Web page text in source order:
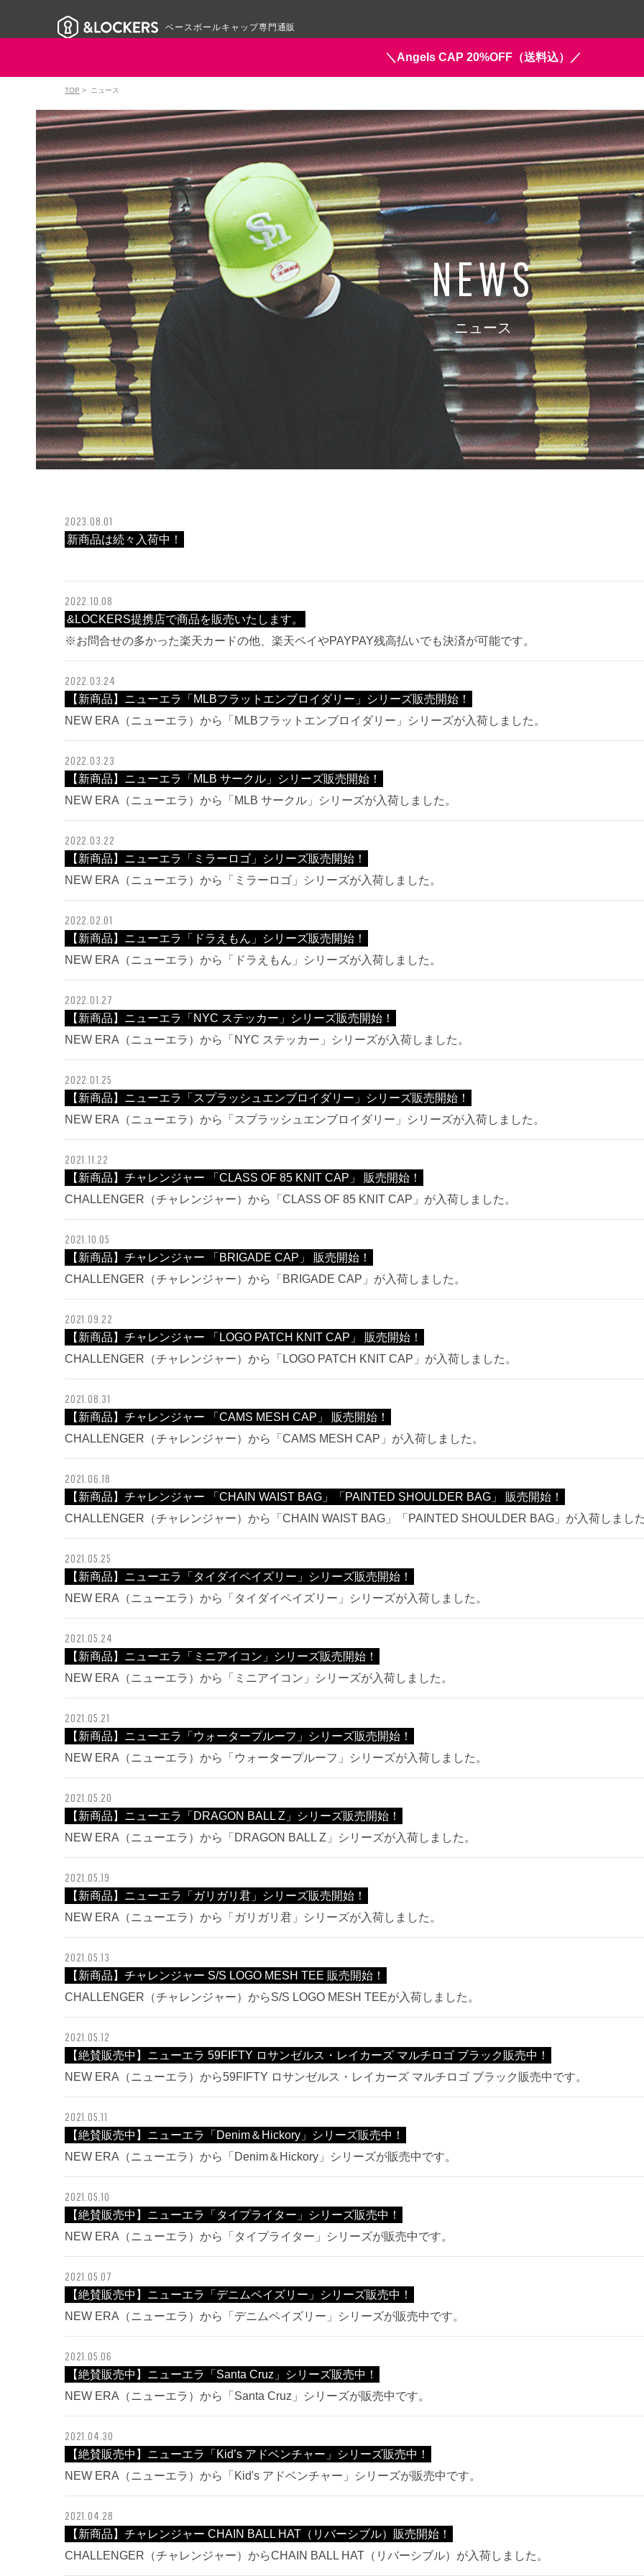
ベースボールキャップ専門通販
＼Angels CAP 20%OFF（送料込）／
TOP > ニュース
NEWS
ニュース
2023.08.01
新商品は続々入荷中！
2022.10.08
&LOCKERS提携店で商品を販売いたします。
※お問合せの多かった楽天カードの他、楽天ペイやPAYPAY残高払いでも決済が可能です。
2022.03.24
【新商品】ニューエラ「MLBフラットエンブロイダリー」シリーズ販売開始！
NEW ERA（ニューエラ）から「MLBフラットエンブロイダリー」シリーズが入荷しました。
2022.03.23
【新商品】ニューエラ「MLB サークル」シリーズ販売開始！
NEW ERA（ニューエラ）から「MLB サークル」シリーズが入荷しました。
2022.03.22
【新商品】ニューエラ「ミラーロゴ」シリーズ販売開始！
NEW ERA（ニューエラ）から「ミラーロゴ」シリーズが入荷しました。
2022.02.01
【新商品】ニューエラ「ドラえもん」シリーズ販売開始！
NEW ERA（ニューエラ）から「ドラえもん」シリーズが入荷しました。
2022.01.27
【新商品】ニューエラ「NYC ステッカー」シリーズ販売開始！
NEW ERA（ニューエラ）から「NYC ステッカー」シリーズが入荷しました。
2022.01.25
【新商品】ニューエラ「スプラッシュエンブロイダリー」シリーズ販売開始！
NEW ERA（ニューエラ）から「スプラッシュエンブロイダリー」シリーズが入荷しました。
2021.11.22
【新商品】チャレンジャー 「CLASS OF 85 KNIT CAP」 販売開始！
CHALLENGER（チャレンジャー）から「CLASS OF 85 KNIT CAP」が入荷しました。
2021.10.05
【新商品】チャレンジャー 「BRIGADE CAP」 販売開始！
CHALLENGER（チャレンジャー）から「BRIGADE CAP」が入荷しました。
2021.09.22
【新商品】チャレンジャー 「LOGO PATCH KNIT CAP」 販売開始！
CHALLENGER（チャレンジャー）から「LOGO PATCH KNIT CAP」が入荷しました。
2021.08.31
【新商品】チャレンジャー 「CAMS MESH CAP」 販売開始！
CHALLENGER（チャレンジャー）から「CAMS MESH CAP」が入荷しました。
2021.06.18
【新商品】チャレンジャー 「CHAIN WAIST BAG」「PAINTED SHOULDER BAG」 販売開始！
CHALLENGER（チャレンジャー）から「CHAIN WAIST BAG」「PAINTED SHOULDER BAG」が入荷しまし
2021.05.25
【新商品】ニューエラ「タイダイペイズリー」シリーズ販売開始！
NEW ERA（ニューエラ）から「タイダイペイズリー」シリーズが入荷しました。
2021.05.24
【新商品】ニューエラ「ミニアイコン」シリーズ販売開始！
NEW ERA（ニューエラ）から「ミニアイコン」シリーズが入荷しました。
2021.05.21
【新商品】ニューエラ「ウォータープルーフ」シリーズ販売開始！
NEW ERA（ニューエラ）から「ウォータープルーフ」シリーズが入荷しました。
2021.05.20
【新商品】ニューエラ「DRAGON BALL Z」シリーズ販売開始！
NEW ERA（ニューエラ）から「DRAGON BALL Z」シリーズが入荷しました。
2021.05.19
【新商品】ニューエラ「ガリガリ君」シリーズ販売開始！
NEW ERA（ニューエラ）から「ガリガリ君」シリーズが入荷しました。
2021.05.13
【新商品】チャレンジャー S/S LOGO MESH TEE 販売開始！
CHALLENGER（チャレンジャー）からS/S LOGO MESH TEEが入荷しました。
2021.05.12
【絶賛販売中】ニューエラ 59FIFTY ロサンゼルス・レイカーズ マルチロゴ ブラック販売中！
NEW ERA（ニューエラ）から59FIFTY ロサンゼルス・レイカーズ マルチロゴ ブラック販売中です。
2021.05.11
【絶賛販売中】ニューエラ「Denim＆Hickory」シリーズ販売中！
NEW ERA（ニューエラ）から「Denim＆Hickory」シリーズが販売中です。
2021.05.10
【絶賛販売中】ニューエラ「タイプライター」シリーズ販売中！
NEW ERA（ニューエラ）から「タイプライター」シリーズが販売中です。
2021.05.07
【絶賛販売中】ニューエラ「デニムペイズリー」シリーズ販売中！
NEW ERA（ニューエラ）から「デニムペイズリー」シリーズが販売中です。
2021.05.06
【絶賛販売中】ニューエラ「Santa Cruz」シリーズ販売中！
NEW ERA（ニューエラ）から「Santa Cruz」シリーズが販売中です。
2021.04.30
【絶賛販売中】ニューエラ「Kid’s アドベンチャー」シリーズ販売中！
NEW ERA（ニューエラ）から「Kid's アドベンチャー」シリーズが販売中です。
2021.04.28
【新商品】チャレンジャー CHAIN BALL HAT（リバーシブル）販売開始！
CHALLENGER（チャレンジャー）からCHAIN BALL HAT（リバーシブル）が入荷しました。